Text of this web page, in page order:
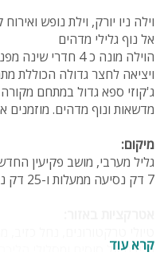
וילה ניו יורק, וילת נופש
אל נוף גלילי מדהים
הוילה מונה כ 4
ויציאה לחצר גדולה הכוללת
ג'קוזי ספא גדול במתחם
מדשאות ונוף מדהים. מוזמנים
מיקום:
גליל מערבי, מושב פקיעין
7 דק נסיעה ממעלות ו-25 דק נסיעה מנהריה
רכיבה על סוסים ומסלולי הליכה.
קרא עוד